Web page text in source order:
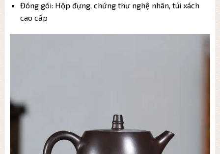
Đóng gói: Hộp đựng, chứng thư nghệ nhân, túi xách
cao cấp